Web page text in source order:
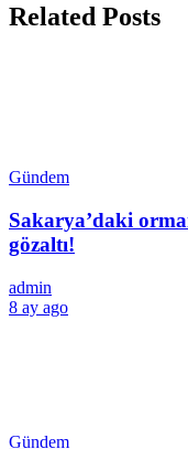
Related Posts
Gündem
Sakarya’daki
gözaltı!
admin
8 ay ago
Gündem